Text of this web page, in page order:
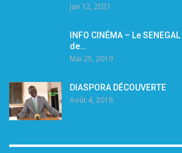
Jan 12, 2021
INFO CINÉMA – Le
de…
Mai 25, 2019
DIASPORA DÉCOUVERTE
Août 4, 2018